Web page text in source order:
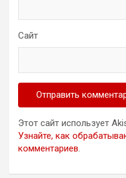
Сайт
Этот сайт использует
Узнайте, как
комментариев.